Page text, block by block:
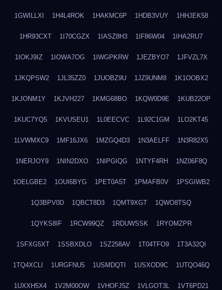
1GWILLXI 1H4L4ROK 1HAKMC6P 1HDB3VUY 1HHJEK58
1HR93CXT 1I70CGZX 1IASZ8H3 1IF86W04 1IHA2RU7
1IOKJ9IZ 1IOWA7OG 1IWGPKRW 1JEZBYO7 1JFVZL7X
1JKQPSW2 1JL35ZZ0 1JUOBZ9U 1JZ9UNM8 1K1OOBX2
1KJONM1Y 1KJVH227 1KMG68BO 1KQW0D9E 1KUB22OP
1KUC7YQ5 1KVUSEU1 1L0EECVC 1L92C1GM 1LO2KT45
1LVWMXC9 1MF16JX6 1MZGQ4D3 1N3AELFF 1N3R82X5
1NERJOY9 1NIN2DXO 1NIPGIQG 1NTYF4RH 1NZ06F8Q
1OELGBE2 1OUI6BYG 1PET0A5T 1PMAFB0V 1PSGIWB2
1Q3BPV0D 1QBCT8D3 1QMT9XGT 1QWO8TSQ
1QYKS8IF 1RCW99QZ 1RDUWSSK 1RYOMZPR
1SFXG5XT 1SSBXDLO 1SZ258AV 1T04TFO9 1T3A32QI
1TQ4XCLI 1URGFNU5 1USMDQTI 1USXOD9C 1UTQO46Q
1UXXH5X4 1V2M00OW 1VHOFJ5Z 1VLGOT3L 1VT6PD21